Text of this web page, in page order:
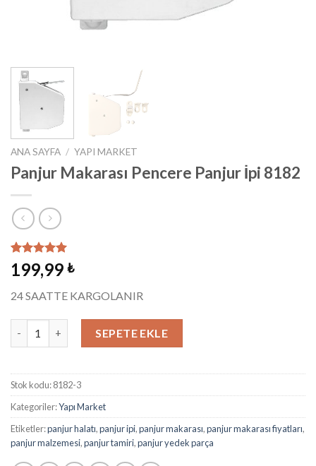
ANA SAYFA / YAPI MARKET
Panjur Makarası Pencere Panjur İpi 8182
2
müşteri
puanına
5 üzerinden
aldı
199,99 ₺
24 SAATTE KARGOLANIR
SEPETE EKLE
Stok kodu:8182-3
Kategoriler:Yapı Market
Etiketler:panjur halatı,panjur ipi,panjur makarası,panjur makarası fiyatları,
panjur malzemesi,panjur tamiri,panjur yedek parça